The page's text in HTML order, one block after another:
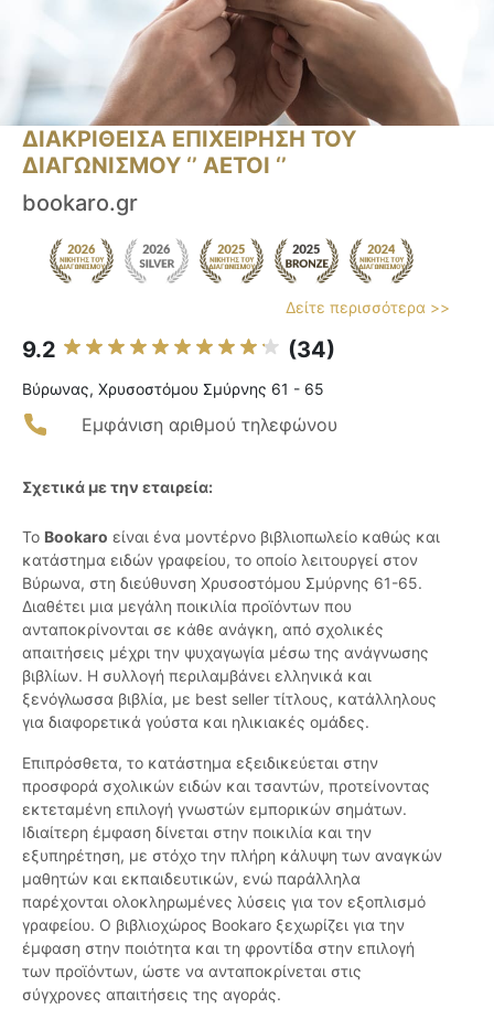
ΔΙΑΚΡΙΘΕΙΣΑ ΕΠΙΧΕΙΡΗΣΗ ΤΟΥ
ΔΙΑΓΩΝΙΣΜΟΥ ‘’ ΑΕΤΟΙ ‘’
bookaro.gr
Δείτε περισσότερα >>
9.2 (34)
Βύρωνας, Χρυσοστόμου Σμύρνης 61 - 65
Εμφάνιση αριθμού τηλεφώνου
Σχετικά με την εταιρεία:
Το Bookaro είναι ένα μοντέρνο βιβλιοπωλείο καθώς και
κατάστημα ειδών γραφείου, το οποίο λειτουργεί στον
Βύρωνα, στη διεύθυνση Χρυσοστόμου Σμύρνης 61-65.
Διαθέτει μια μεγάλη ποικιλία προϊόντων που
ανταποκρίνονται σε κάθε ανάγκη, από σχολικές
απαιτήσεις μέχρι την ψυχαγωγία μέσω της ανάγνωσης
βιβλίων. Η συλλογή περιλαμβάνει ελληνικά και
ξενόγλωσσα βιβλία, με best seller τίτλους, κατάλληλους
για διαφορετικά γούστα και ηλικιακές ομάδες.
Επιπρόσθετα, το κατάστημα εξειδικεύεται στην
προσφορά σχολικών ειδών και τσαντών, προτείνοντας
εκτεταμένη επιλογή γνωστών εμπορικών σημάτων.
Ιδιαίτερη έμφαση δίνεται στην ποικιλία και την
εξυπηρέτηση, με στόχο την πλήρη κάλυψη των αναγκών
μαθητών και εκπαιδευτικών, ενώ παράλληλα
παρέχονται ολοκληρωμένες λύσεις για τον εξοπλισμό
γραφείου. Ο βιβλιοχώρος Bookaro ξεχωρίζει για την
έμφαση στην ποιότητα και τη φροντίδα στην επιλογή
των προϊόντων, ώστε να ανταποκρίνεται στις
σύγχρονες απαιτήσεις της αγοράς.